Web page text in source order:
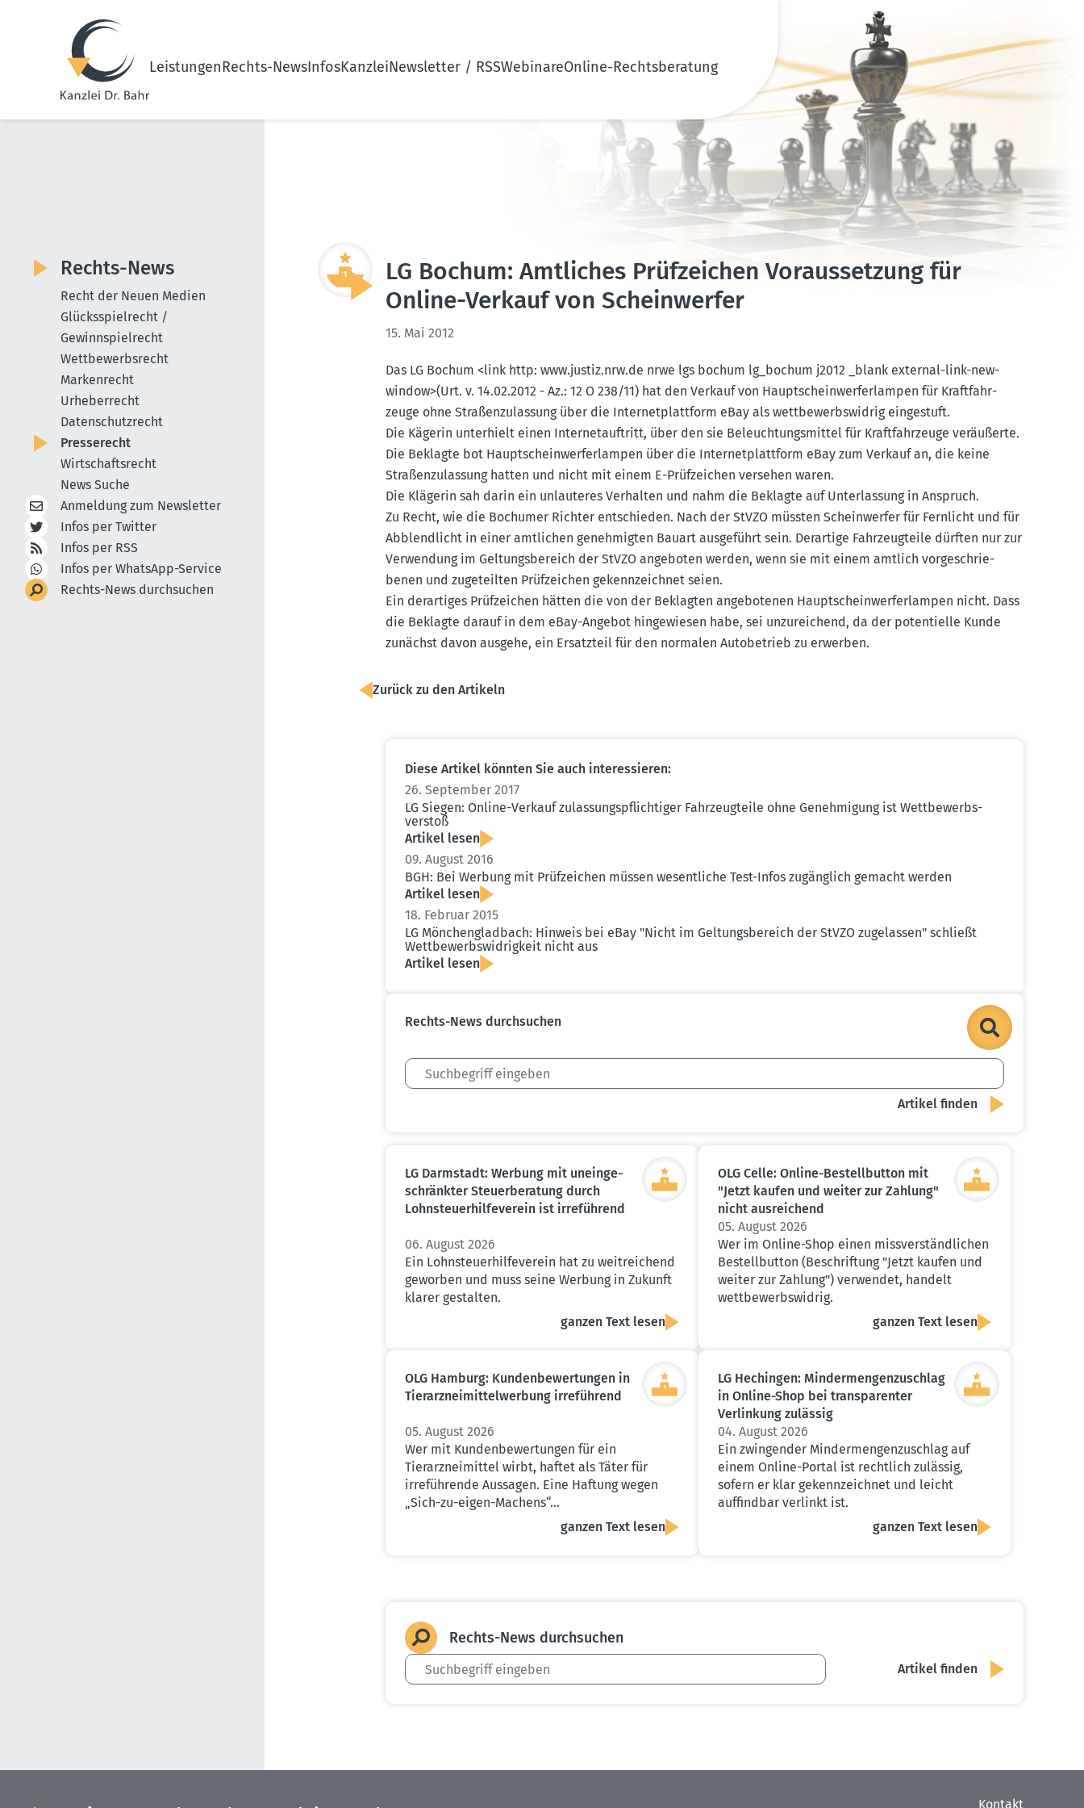
LeistungenRechts-NewsInfosKanzleiNewsletter / RSSWebinareOnline-Rechtsberatung
LG Bochum: Amtliches Prüfzeichen Voraus­setzung für
Online-Verkauf von Schein­werfer
15. Mai 2012
Das LG Bochum <link http: www.​justiz.​nrw.​de nrwe lgs bochum lg_bochum j2012 _blank external-link-new-
window>(Urt. v. 14.02.2012 - Az.: 12 O 238/11) hat den Verkauf von Haupt­schein­wer­fer­lampen für Kraft­fahr­
zeuge ohne Straßen­zu­lassung über die Inter­net­plattform eBay als wettbe­werbs­widrig einge­stuft.
Die Kägerin unter­hielt einen Inter­net­auf­tritt, über den sie Beleuch­tungs­mittel für Kraft­fahr­zeuge veräu­ßerte.
Die Beklagte bot Haupt­schein­wer­fer­lampen über die Inter­net­plattform eBay zum Verkauf an, die keine
Straßen­zu­lassung hatten und nicht mit einem E-Prüfzeichen versehen waren.
Die Klägerin sah darin ein unlau­teres Verhalten und nahm die Beklagte auf Unter­lassung in Anspruch.
Zu Recht, wie die Bochumer Richter entschieden. Nach der StVZO müssten Schein­werfer für Fernlicht und für
Abblend­licht in einer amtlichen geneh­migten Bauart ausge­führt sein. Derartige Fahrzeug­teile dürften nur zur
Verwendung im Geltungs­be­reich der StVZO angeboten werden, wenn sie mit einem amtlich vorge­schrie­
benen und zugeteilten Prüfzeichen gekenn­zeichnet seien.
Ein derar­tiges Prüfzeichen hätten die von der Beklagten angebo­tenen Haupt­schein­wer­fer­lampen nicht. Dass
die Beklagte darauf in dem eBay-Angebot hinge­wiesen habe, sei unzurei­chend, da der poten­tielle Kunde
zunächst davon ausgehe, ein Ersatzteil für den normalen Autobe­trieb zu erwerben.
Zurück zu den Artikeln
Diese Artikel könnten Sie auch inter­es­sieren:
26. September 2017
LG Siegen: Online-Verkauf zulas­sungs­pflich­tiger Fahrzeug­teile ohne Geneh­migung ist Wettbe­werbs­
verstoß
Artikel lesen
09. August 2016
BGH: Bei Werbung mit Prüfzeichen müssen wesent­liche Test-Infos zugänglich gemacht werden
Artikel lesen
18. Februar 2015
LG Mönchen­gladbach: Hinweis bei eBay "Nicht im Geltungs­be­reich der StVZO zugelassen" schließt
Wettbe­werbs­wid­rigkeit nicht aus
Artikel lesen
Rechts-News durch­suchen
LG Darmstadt: Werbung mit unein­ge­
schränkter Steuer­be­ratung durch
Lohnsteu­er­hil­fe­verein ist irreführend
06. August 2026
Ein Lohnsteuerhilfeverein hat zu weitreichend
geworben und muss seine Werbung in Zukunft
klarer gestalten.
ganzen Text lesen
OLG Celle: Online-Bestell­button mit
"Jetzt kaufen und weiter zur Zahlung"
nicht ausrei­chend
05. August 2026
Wer im Online-Shop einen missverständlichen
Bestellbutton (Beschriftung "Jetzt kaufen und
weiter zur Zahlung") verwendet, handelt
wettbewerbswidrig.
ganzen Text lesen
OLG Hamburg: Kunden­be­wer­tungen in
Tierarz­nei­mit­tel­werbung irreführend
05. August 2026
Wer mit Kundenbewertungen für ein
Tierarzneimittel wirbt, haftet als Täter für
irreführende Aussagen. Eine Haftung wegen
„Sich-zu-eigen-Machens“…
ganzen Text lesen
LG Hechingen: Minder­men­gen­zu­schlag
in Online-Shop bei trans­pa­renter
Verlinkung zulässig
04. August 2026
Ein zwingender Mindermengenzuschlag auf
einem Online-Portal ist rechtlich zulässig,
sofern er klar gekennzeichnet und leicht
auffindbar verlinkt ist.
ganzen Text lesen
Rechts-News durch­suchen
Rechts-News
Recht der Neuen Medien
Glücksspielrecht /
Gewinnspielrecht
Wettbewerbsrecht
Markenrecht
Urheberrecht
Datenschutzrecht
Presserecht
Wirtschaftsrecht
News Suche
Anmeldung zum Newsletter
Infos per Twitter
Infos per RSS
Infos per WhatsApp-Service
Rechts-News durchsuchen
Kontakt